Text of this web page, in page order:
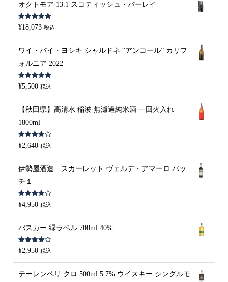
オクトモア 13.1 スコティッシュ・バーレイ
5段階中5.00
の評価
¥18,073 税込
ワイ・バイ・ヨシキ シャルドネ “アンコール” カリフ
ォルニア 2022
5段階中 5.00
の評価
¥5,500 税込
【秋田県】高清水 稲波 無濾過純米酒 一回火入れ
1800ml
5段階中
4.00の評
¥2,640 税込
伊勢屋酒造 スカーレット ヴェルデ・アマーロ バッ
チ１
5段階中
4.00の評
¥4,950 税込
バスカー 緑ラベル 700ml 40%
5段階中
4.00の評
¥2,950 税込
テーレンペリ クロ 500ml 5.7% ウイスキー シングルモ